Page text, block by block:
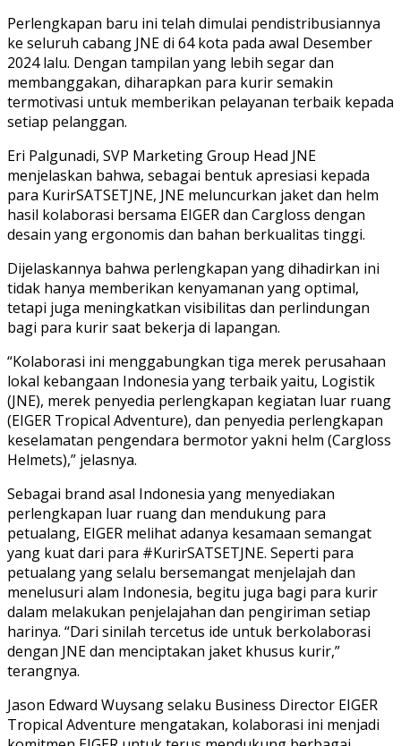
Perlengkapan baru ini telah dimulai pendistribusiannya
ke seluruh cabang JNE di 64 kota pada awal Desember
2024 lalu. Dengan tampilan yang lebih segar dan
membanggakan, diharapkan para kurir semakin
termotivasi untuk memberikan pelayanan terbaik kepada
setiap pelanggan.
Eri Palgunadi, SVP Marketing Group Head JNE
menjelaskan bahwa, sebagai bentuk apresiasi kepada
para KurirSATSETJNE, JNE meluncurkan jaket dan helm
hasil kolaborasi bersama EIGER dan Cargloss dengan
desain yang ergonomis dan bahan berkualitas tinggi.
Dijelaskannya bahwa perlengkapan yang dihadirkan ini
tidak hanya memberikan kenyamanan yang optimal,
tetapi juga meningkatkan visibilitas dan perlindungan
bagi para kurir saat bekerja di lapangan.
“Kolaborasi ini menggabungkan tiga merek perusahaan
lokal kebangaan Indonesia yang terbaik yaitu, Logistik
(JNE), merek penyedia perlengkapan kegiatan luar ruang
(EIGER Tropical Adventure), dan penyedia perlengkapan
keselamatan pengendara bermotor yakni helm (Cargloss
Helmets),” jelasnya.
Sebagai brand asal Indonesia yang menyediakan
perlengkapan luar ruang dan mendukung para
petualang, EIGER melihat adanya kesamaan semangat
yang kuat dari para #KurirSATSETJNE. Seperti para
petualang yang selalu bersemangat menjelajah dan
menelusuri alam Indonesia, begitu juga bagi para kurir
dalam melakukan penjelajahan dan pengiriman setiap
harinya. “Dari sinilah tercetus ide untuk berkolaborasi
dengan JNE dan menciptakan jaket khusus kurir,”
terangnya.
Jason Edward Wuysang selaku Business Director EIGER
Tropical Adventure mengatakan, kolaborasi ini menjadi